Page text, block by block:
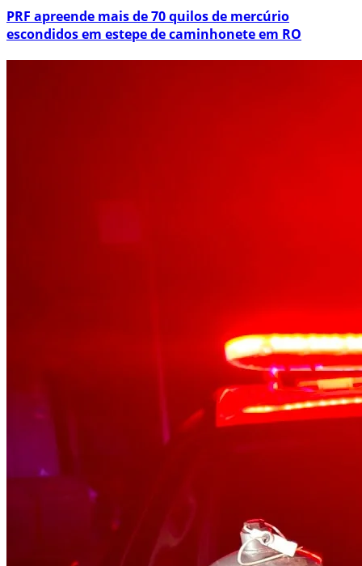
PRF apreende mais de 70 quilos de mercúrio
escondidos em estepe de caminhonete em RO